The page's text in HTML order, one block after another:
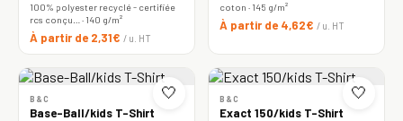
100% polyester recyclé - certifiée
rcs conçu… · 140 g/m²
À partir de 2,31€ / u. HT
coton · 145 g/m²
À partir de 4,62€ / u. HT
🤍
B&C
Base-Ball/kids T-Shirt
🤍
B&C
Exact 150/kids T-Shirt